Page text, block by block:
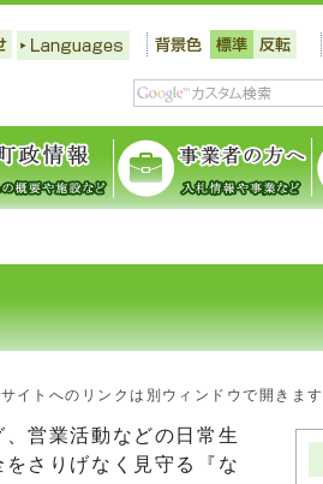
イトへのリンクは別ウィンドウで開きます
営業活動などの日常生
さりげなく見守る『な